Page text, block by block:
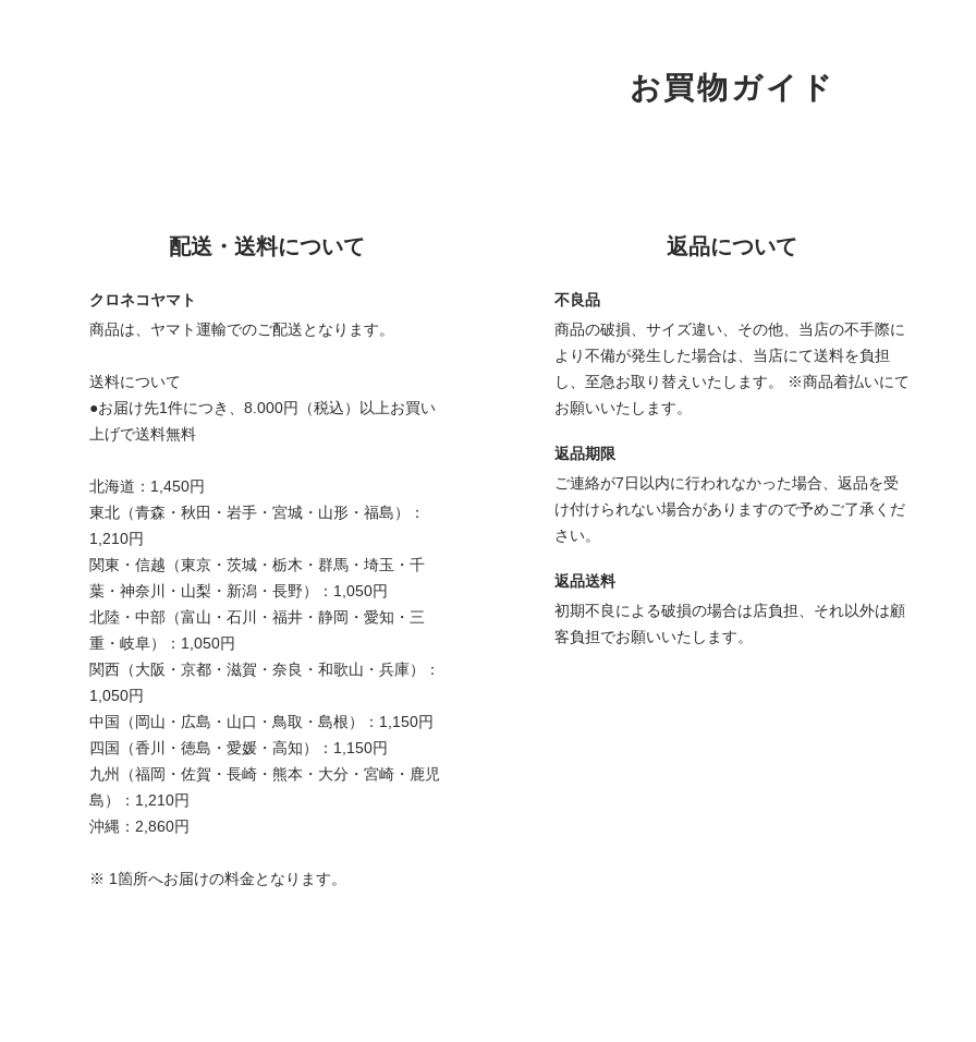
お買物ガイド
配送・送料について
クロネコヤマト
商品は、ヤマト運輸でのご配送となります。
送料について
●お届け先1件につき、8.000円（税込）以上お買い
上げで送料無料
北海道：1,450円
東北（青森・秋田・岩手・宮城・山形・福島）：
1,210円
関東・信越（東京・茨城・栃木・群馬・埼玉・千
葉・神奈川・山梨・新潟・長野）：1,050円
北陸・中部（富山・石川・福井・静岡・愛知・三
重・岐阜）：1,050円
関西（大阪・京都・滋賀・奈良・和歌山・兵庫）：
1,050円
中国（岡山・広島・山口・鳥取・島根）：1,150円
四国（香川・徳島・愛媛・高知）：1,150円
九州（福岡・佐賀・長崎・熊本・大分・宮崎・鹿児
島）：1,210円
沖縄：2,860円
※ 1箇所へお届けの料金となります。
返品について
不良品
商品の破損、サイズ違い、その他、当店の不手際に
より不備が発生した場合は、当店にて送料を負担
し、至急お取り替えいたします。 ※商品着払いにて
お願いいたします。
返品期限
ご連絡が7日以内に行われなかった場合、返品を受
け付けられない場合がありますので予めご了承くだ
さい。
返品送料
初期不良による破損の場合は店負担、それ以外は顧
客負担でお願いいたします。